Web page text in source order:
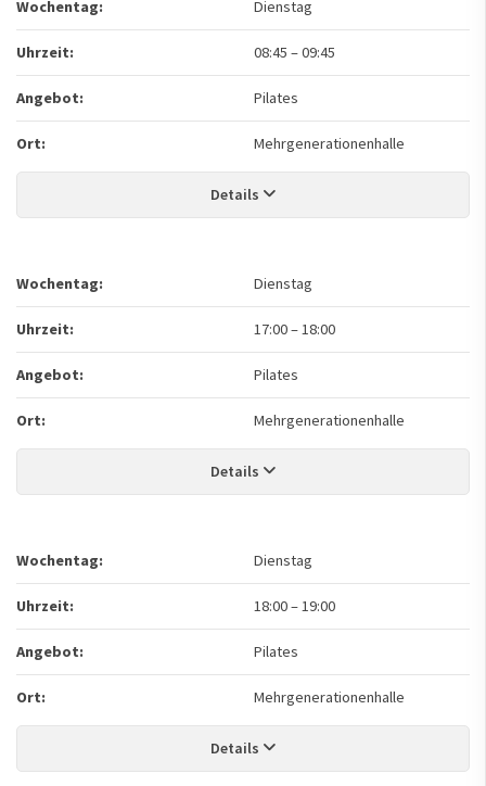
Wochentag: Dienstag
Uhrzeit: 08:45 –09:45
Angebot: Pilates
Ort: Mehrgenerationenhalle
Details
Wochentag: Dienstag
Uhrzeit: 17:00–18:00
Angebot: Pilates
Ort: Mehrgenerationenhalle
Details
Wochentag: Dienstag
Uhrzeit: 18:00–19:00
Angebot: Pilates
Ort: Mehrgenerationenhalle
Details